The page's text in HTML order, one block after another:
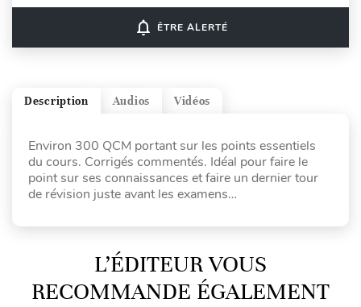
notifications_none ÊTRE ALERTÉ
Vidéos
Audios
Description
Environ 300 QCM portant sur les points essentiels
du cours. Corrigés commentés. Idéal pour faire le
point sur ses connaissances et faire un dernier tour
de révision juste avant les examens…
L’ÉDITEUR VOUS
RECOMMANDE ÉGALEMENT